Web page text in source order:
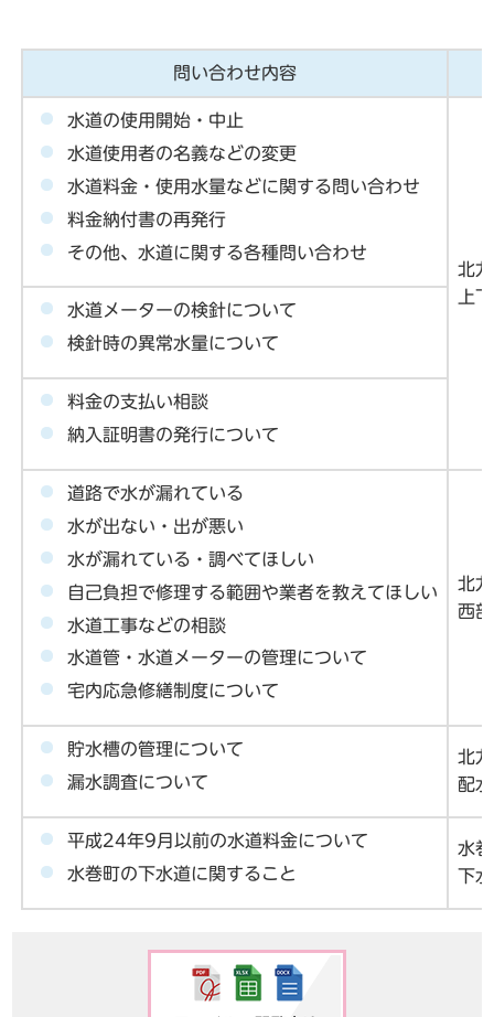
問い合わせ内容
水道の使用開始・中止
水道使用者の名義などの変更
水道料金・使用水量などに関する問い合わせ
料金納付書の再発行
その他、水道に関する各種問い合わせ
北
上
水道メーターの検針について
検針時の異常水量について
料金の支払い相談
納入証明書の発行について
道路で水が漏れている
水が出ない・出が悪い
水が漏れている・調べてほしい
自己負担で修理する範囲や業者を教えてほしい
水道工事などの相談
水道管・水道メーターの管理について
宅内応急修繕制度について
北
西
貯水槽の管理について
漏水調査について
北
配
平成24年9月以前の水道料金について
水巻町の下水道に関すること
水
下